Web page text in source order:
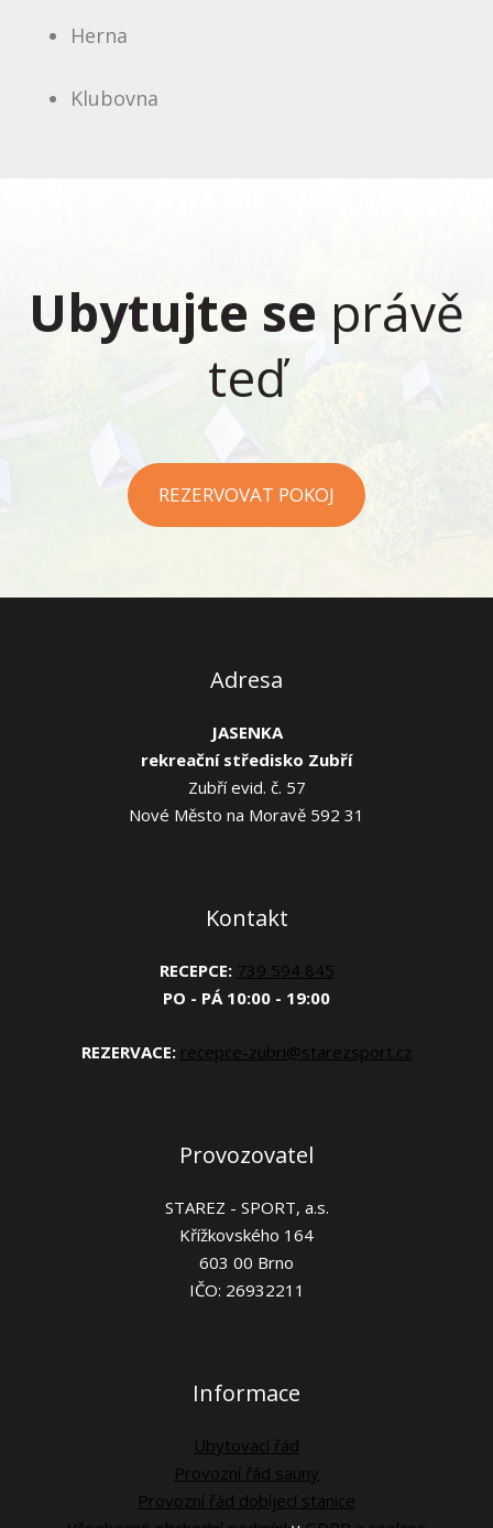
Herna
Klubovna
Ubytujte se právě
teď
REZERVOVAT POKOJ
Adresa
JASENKA
rekreační středisko Zubří
Zubří evid. č. 57
Nové Město na Moravě 592 31
Kontakt
RECEPCE: 739 594 845
PO - PÁ 10:00 - 19:00
REZERVACE: recepce-zubri@starezsport.cz
Provozovatel
STAREZ - SPORT, a.s.
Křížkovského 164
603 00 Brno
IČO: 26932211
Informace
Ubytovací řád
Provozní řád sauny
Provozní řád dobíjecí stanice